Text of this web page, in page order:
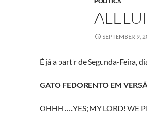
SEPTEMBER 9,
É já a partir de Segunda-Feira,
GATO FEDORENTO EM
OHHH …..YES; MY LORD! WE